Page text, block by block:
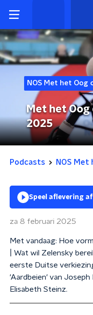
NOS Met het Oog
Met het
2025
Podcasts NOS Met
Speel aflevering af
za 8 februari 2025
Met vandaag: Hoe
| Wat wil Zelensky
eerste Duitse
'Aardbeien' van
Elisabeth Steinz.